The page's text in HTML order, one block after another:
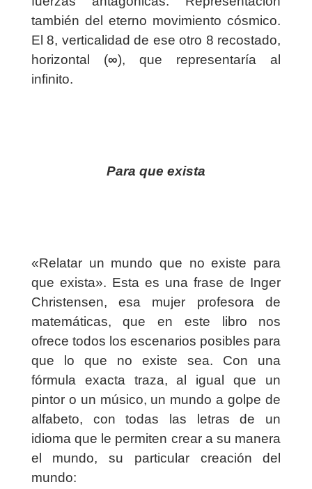
también del eterno movimiento cósmico.
El 8, verticalidad de ese otro 8 recostado,
horizontal (∞), que representaría al
infinito.
Para que exista
«Relatar un mundo que no existe para
que exista». Esta es una frase de Inger
Christensen, esa mujer profesora de
matemáticas, que en este libro nos
ofrece todos los escenarios posibles para
que lo que no existe sea. Con una
fórmula exacta traza, al igual que un
pintor o un músico, un mundo a golpe de
alfabeto, con todas las letras de un
idioma que le permiten crear a su manera
el mundo, su particular creación del
mundo: